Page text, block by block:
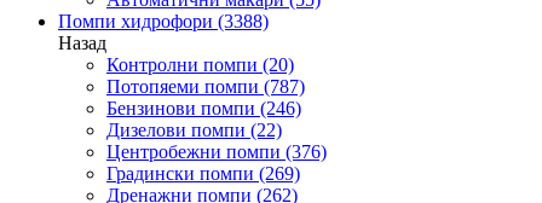
Помпи хидрофори (3388)
Назад
Контролни помпи (20)
Потопяеми помпи (787)
Бензинови помпи (246)
Дизелови помпи (22)
Центробежни помпи (376)
Градински помпи (269)
Дренажни помпи (262)